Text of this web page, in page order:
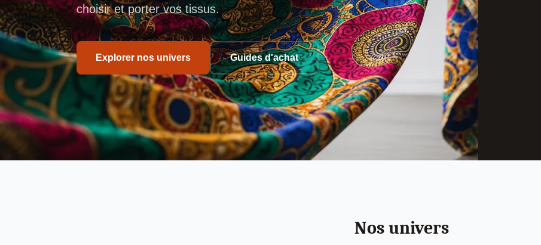
choisir et porter vos tissus.
Explorer nos univers Guides d'achat
Nos univers